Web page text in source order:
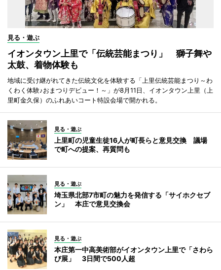
見る・遊ぶ
イオンタウン上里で「伝統芸能まつり」 獅子舞や
太鼓、着物体験も
地域に受け継がれてきた伝統文化を体験する「上里伝統芸能まつり～わ
くわく体験♪おまつりデビュー！～」が8月11日、イオンタウン上里（上
里町金久保）のふれあいコート特設会場で開かれる。
見る・遊ぶ
上里町の児童生徒16人が町長らと意見交換 議場
で町への提案、再質問も
見る・遊ぶ
埼玉県北部7市町の魅力を発信する「サイホクセブ
ン」 本庄で意見交換会
見る・遊ぶ
本庄第一中高美術部がイオンタウン上里で「さわら
び展」 3日間で500人超